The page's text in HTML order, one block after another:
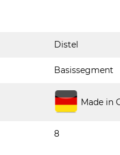
Distel
Basissegment
Made in
8